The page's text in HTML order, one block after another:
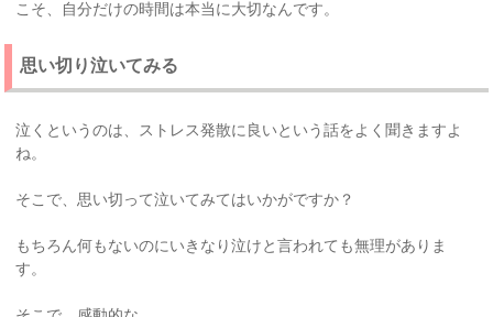
こそ、自分だけの時間は本当に大切なんです。
思い切り泣いてみる
泣くというのは、ストレス発散に良いという話をよく聞きますよ
ね。
そこで、思い切って泣いてみてはいかがですか？
もちろん何もないのにいきなり泣けと言われても無理がありま
す。